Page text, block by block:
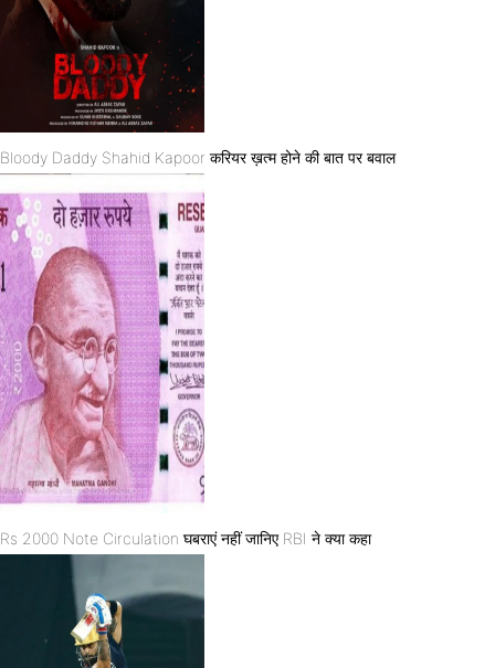
Bloody Daddy Shahid Kapoor करियर ख़त्म होने की बात पर बवाल
Rs 2000 Note Circulation घबराएं नहीं जानिए RBI ने क्या कहा